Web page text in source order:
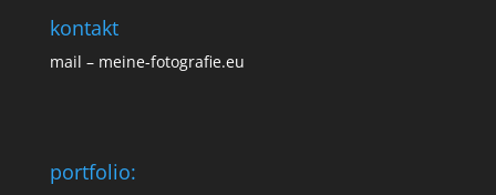
kontakt
mail – meine-fotografie.eu
portfolio: